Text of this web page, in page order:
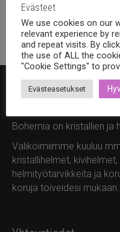
14x10mm(30)
Bohemia Design Oy
Bohemia on kristallien ja
Valikoimiimme kuuluu
kristallihelmet,
helmityötarvikkeita ja
koruja toiveidesi mukaan.
Evästeet
We use cookies on our
relevant experience by
and repeat visits. By
the use of ALL the
"Cookie Settings" to
Evästeasetukset